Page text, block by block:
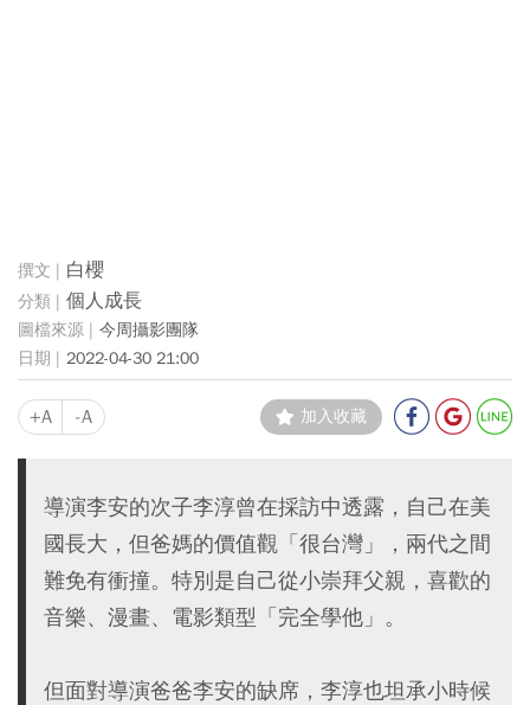
白櫻
個人成長
今周攝影團隊
2022-04-30 21:00
+A -A 加入收藏
導演李安的次子李淳曾在採訪中透露，自己在美
國長大，但爸媽的價值觀「很台灣」，兩代之間
難免有衝撞。特別是自己從小崇拜父親，喜歡的
音樂、漫畫、電影類型「完全學他」。
但面對導演爸爸李安的缺席，李淳也坦承小時候